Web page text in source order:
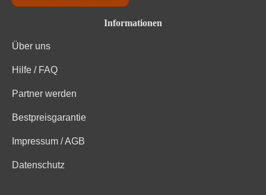
Zutaten
Informationen
Über uns
Hilfe / FAQ
Partner werden
Bestpreisgarantie
Impressum / AGB
Datenschutz